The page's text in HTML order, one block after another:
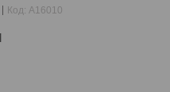
Код: A16010